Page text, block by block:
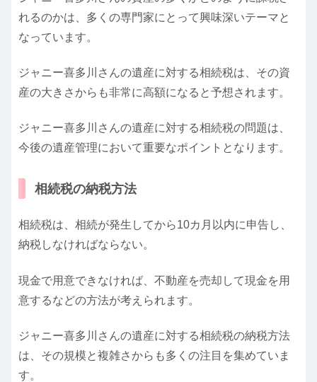
れるのかは、多くの専門家にとって興味深いテーマと
なっています。
ジャニー喜多川さんの遺産に対する相続税は、その資
産の大きさからも非常に高額になると予想されます。
ジャニー喜多川さんの遺産に対する相続税の問題は、
今後の遺産管理において重要なポイントとなります。
相続税の納税方法
相続税は、相続が発生してから10カ月以内に申告し、
納税しなければならない。
現金で用意できなければ、不動産を売却して現金を用
意するなどの方法が考えられます。
ジャニー喜多川さんの遺産に対する相続税の納税方法
は、その規模と複雑さからも多くの注目を集めていま
す。